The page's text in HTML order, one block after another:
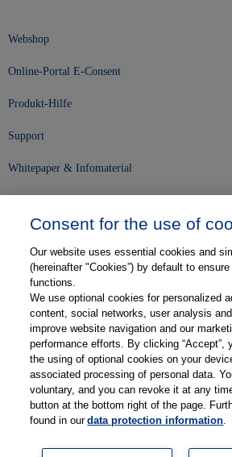
Webshop
Online-Portal E-Consent
Produkt-Hilfe
Support
Whitepaper & Infomaterial
Karriere
Kontakt
Web-Semniare
Anwenderberichte
Partner
Consent for the use of
Our website uses essential cookies and
(hereinafter "Cookies”) by default to
functions.
We use optional cookies for personalized
content, social networks, user analysis
improve website navigation and our
performance efforts. By clicking “Accept”,
the using of optional cookies on your
associated processing of personal data.
voluntary, and you can revoke it at any
button at the bottom right of the page.
found in ourdata protection information.